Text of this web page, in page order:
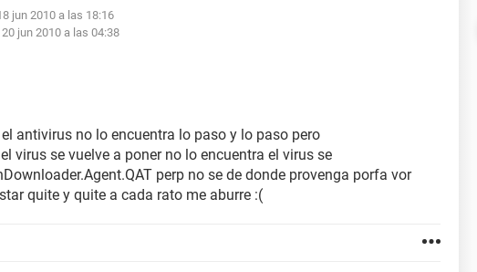
jun 2010 a las 18:16
20 jun 2010 a las 04:38
antivirus no lo encuentra lo paso y lo paso pero
virus se vuelve a poner no lo encuentra el virus se
perp no se de donde provenga porfa vor
quite y quite a cada rato me aburre :(